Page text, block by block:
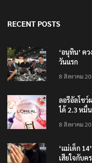
RECENT POSTS
‘อนุทิน’ ค
วันแรก
8 สิงหาคม
ลอรีอัลโชว์
ได้ 2.3 หมื่
8 สิงหาคม
‘แม่เด็ก
เสียใจกับค